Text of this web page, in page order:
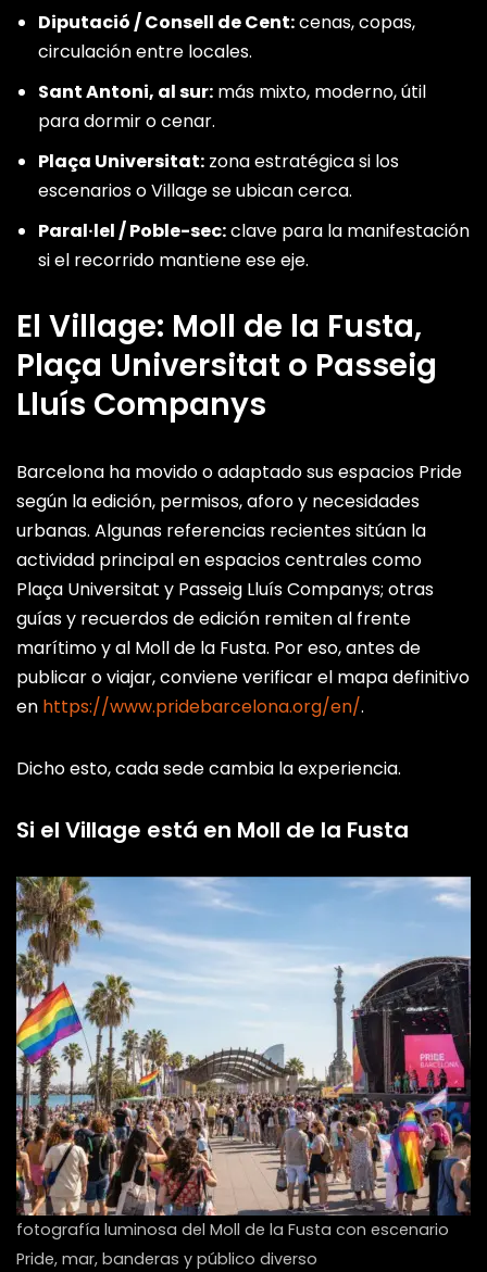
BAR • DRAG SHOWS• CLÁSICO DEL RAVAL[REFERENCE:15]
C/ de la Riera Baixa, 21, 08001
CLUB FETISH • 500 M²• CABINAS[REFERENCE:16]
Platja de la Mar Bella
Passeig Marítim, 08005
PLAYA GAY • ZONA NUDISTA• REFERENTE LGBTQ+
BeGay Beach Bar
Platja de la Mar Bella, 08005
CHIRINGUITO • EL ÚNICO LGBTQ+ DE
Plaça Espanya
Plaça d’Espanya, 08004
PUNTO CLAVE • FUENTE MÁGICA•
AMBIENTE[REFERENCE:20]
Moll de la Fusta
Moll de la Fusta, 08002
PUNTO CLAVE • PASEO MARÍTIMO• PUERTO[REFERENCE:21]
Diputació / Consell de Cent:cenas, copas,
circulación entre locales.
Sant Antoni, al sur: más mixto, moderno, útil
para dormir o cenar.
Plaça Universitat: zona estratégica si los
escenarios o Village se ubican cerca.
Paral·lel / Poble-sec:clave para la manifestación
si el recorrido mantiene ese eje.
El Village: Moll de la Fusta,
Plaça Universitat o Passeig
Lluís Companys
Barcelona ha movido o adaptado sus espacios Pride
según la edición, permisos, aforo y necesidades
urbanas. Algunas referencias recientes sitúan la
actividad principal en espacios centrales como
Plaça Universitat y Passeig Lluís Companys; otras
guías y recuerdos de edición remiten al frente
marítimo y al Moll de la Fusta. Por eso, antes de
publicar o viajar, conviene verificar el mapa definitivo
en https://www.pridebarcelona.org/en/.
Dicho esto, cada sede cambia la experiencia.
Si el Village está en Moll de la Fusta
fotografía luminosa del Moll de la Fusta con escenario
Pride, mar, banderas y público diverso